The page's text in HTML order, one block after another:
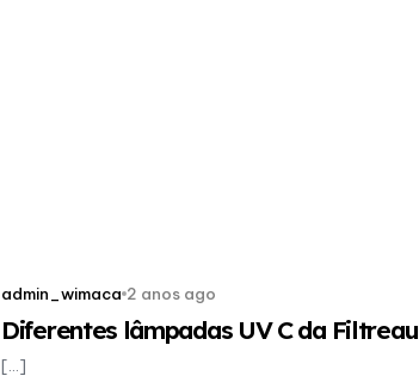
admin_wimaca 2 anos ago
Diferentes lâmpadas UV C da Filtreau
[…]